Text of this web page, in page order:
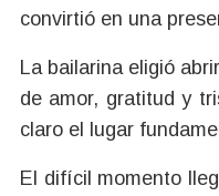
convirtió en una
La bailarina eligió
de amor, gratitud y
claro el lugar
El difícil momento